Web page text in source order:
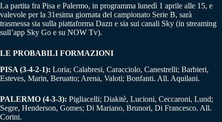
La partita fra Pisa e Palermo, in programma lunedì 1 aprile alle 15, e
valevole per la 31esima giornata del campionato Serie B, sarà
trasmessa sia sulla piattaforma Dazn e sia sui canali Sky (in streaming
sull’app Sky Go e su NOW Tv).
LE PROBABILI FORMAZIONI
PISA (3-4-2-1): Loria; Calabresi, Caracciolo, Canestrelli; Barbieri,
Esteves, Marin, Beruatto; Arena, Valoti; Bonfanti. All. Aquilani.
PALERMO (4-3-3): Pigliacelli; Diakitè, Lucioni, Ceccaroni, Lund;
Segre, Henderson, Gomes; Di Mariano, Brunori, Di Francesco. All.
Corini.